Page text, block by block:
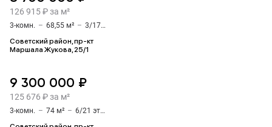
126 915 ₽ за м²
3-комн. – 68,55 м² –
3/17 этаж
Советский район, пр-кт
Маршала Жукова, 25/1
9 300 000 ₽
125 676 ₽ за м²
3-комн. – 74 м² –
6/21 этаж